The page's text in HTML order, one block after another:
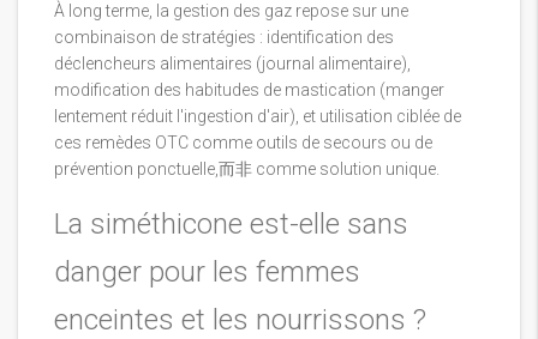
À long terme, la gestion des gaz repose sur une
combinaison de stratégies : identification des
déclencheurs alimentaires (journal alimentaire),
modification des habitudes de mastication (manger
lentement réduit l'ingestion d'air), et utilisation ciblée de
ces remèdes OTC comme outils de secours ou de
prévention ponctuelle,而非 comme solution unique.
La siméthicone est-elle sans
danger pour les femmes
enceintes et les nourrissons ?